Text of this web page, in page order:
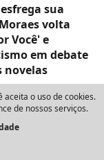
sua
volta
Você' e
em debate
novelas
aceita o uso de cookies.
de nossos serviços.